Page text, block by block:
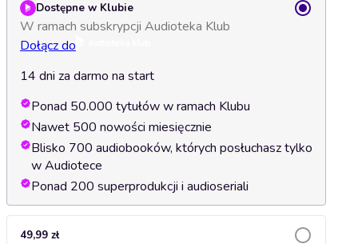
Dostępne w Klubie
W ramach subskrypcji Audioteka Klub
Dołącz do
14 dni za darmo na start
Ponad 50.000 tytułów w ramach Klubu
Nawet 500 nowości miesięcznie
Blisko 700 audiobooków, których posłuchasz tylko
w Audiotece
Ponad 200 superprodukcji i audioseriali
49,99 zł